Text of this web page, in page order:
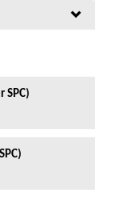
SPC)